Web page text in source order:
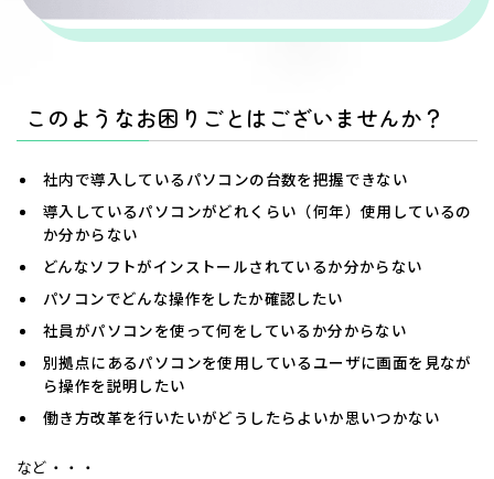
このようなお困りごとはございませんか？
社内で導入しているパソコンの台数を把握できない
導入しているパソコンがどれくらい（何年）使用しているの
か分からない
どんなソフトがインストールされているか分からない
パソコンでどんな操作をしたか確認したい
社員がパソコンを使って何をしているか分からない
別拠点にあるパソコンを使用しているユーザに画面を見なが
ら操作を説明したい
働き方改革を行いたいがどうしたらよいか思いつかない
など・・・